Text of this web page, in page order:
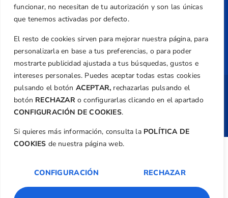
funcionar, no necesitan de tu autorización y son las únicas
que tenemos activadas por defecto.
El resto de cookies sirven para mejorar nuestra página, para
personalizarla en base a tus preferencias, o para poder
mostrarte publicidad ajustada a tus búsquedas, gustos e
intereses personales. Puedes aceptar todas estas cookies
pulsando el botón ACEPTAR, rechazarlas pulsando el
botón RECHAZARo configurarlas clicando en el apartado
CONFIGURACIÓN DE COOKIES.
Si quieres más información, consulta la POLÍTICA DE
COOKIES de nuestra página web.
CONFIGURACIÓN RECHAZAR
Federación
Revista
Copyright © Federación de Golf de la
Comunitat Valenciana| Diseño:TecnoQuatre